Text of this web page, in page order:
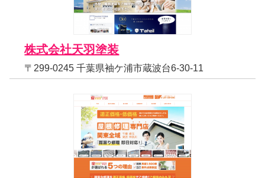
株式会社天羽塗装
〒299-0245 千葉県袖ケ浦市蔵波台6-30-11